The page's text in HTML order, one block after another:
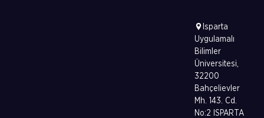
Isparta
Uygulamalı
Bilimler
Üniversitesi,
32200
Bahçelievler
Mh. 143. Cd.
No:2 ISPARTA